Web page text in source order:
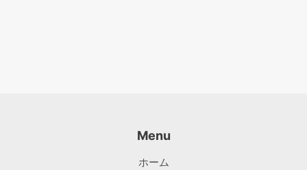
Menu
ホーム